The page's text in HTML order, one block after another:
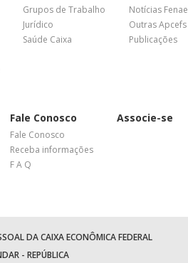
Grupos de Trabalho
Jurídico
Saúde Caixa
Notícias Fenae
Outras Apcefs
Publicações
Fale Conosco
Fale Conosco
Receba informações
F A Q
Associe-se
DA CAIXA ECONÔMICA FEDERAL
- REPÚBLICA